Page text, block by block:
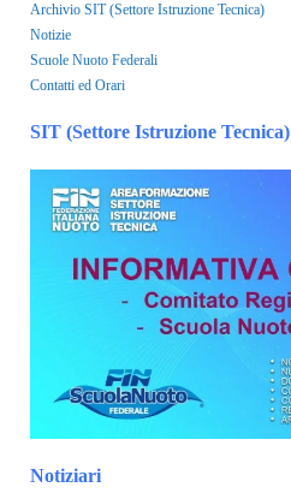
Archivio SIT (Settore Istruzione Tecnica)
Notizie
Scuole Nuoto Federali
Contatti ed Orari
SIT (Settore Istruzione Tecnica)
Notiziari